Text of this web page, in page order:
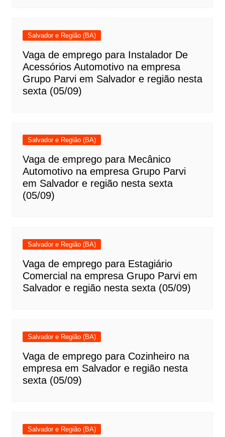
Salvador e Região (BA)
Vaga de emprego para Instalador De
Acessórios Automotivo na empresa
Grupo Parvi em Salvador e região nesta
sexta (05/09)
Salvador e Região (BA)
Vaga de emprego para Mecânico
Automotivo na empresa Grupo Parvi
em Salvador e região nesta sexta
(05/09)
Salvador e Região (BA)
Vaga de emprego para Estagiário
Comercial na empresa Grupo Parvi em
Salvador e região nesta sexta (05/09)
Salvador e Região (BA)
Vaga de emprego para Cozinheiro na
empresa em Salvador e região nesta
sexta (05/09)
Salvador e Região (BA)